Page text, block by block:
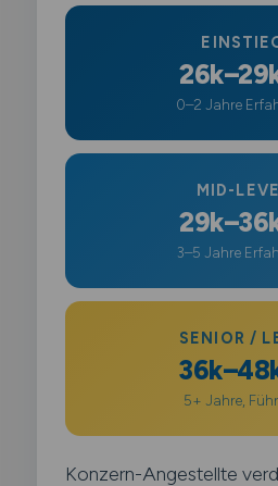
0–2 Jahre
MID-
3–5 Jahre
SENIOR /
5+ Jahre,
Konzern-Angestellte